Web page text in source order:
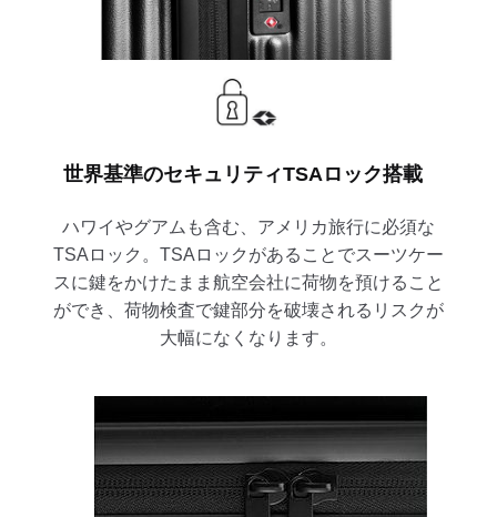
世界基準のセキュリティTSAロック搭載
ハワイやグアムも含む、アメリカ旅行に必須な
TSAロック。TSAロックがあることでスーツケー
スに鍵をかけたまま航空会社に荷物を預けること
ができ、荷物検査で鍵部分を破壊されるリスクが
大幅になくなります。